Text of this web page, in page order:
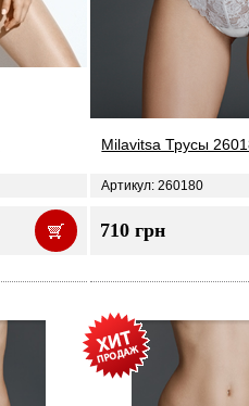
Milavitsa Трусы
Артикул: 260180
710 грн